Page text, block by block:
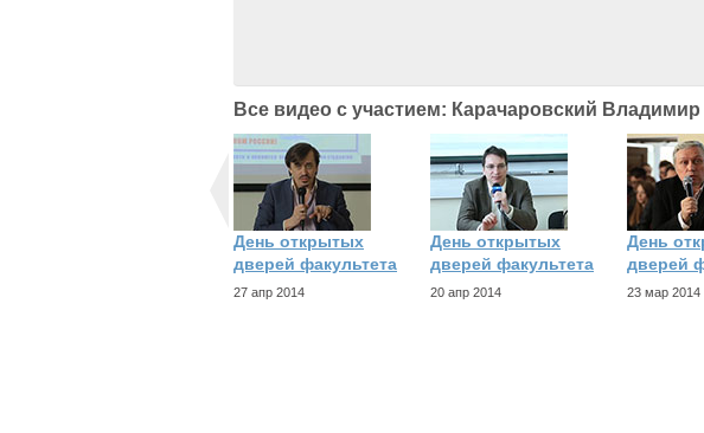
Все видео с участием: Карачаровский
День открытых
дверей факультета
27 апр 2014
День открытых
дверей факультета
20 апр 2014
День
дверей
23 мар 2014